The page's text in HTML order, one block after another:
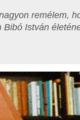
remélem,
István